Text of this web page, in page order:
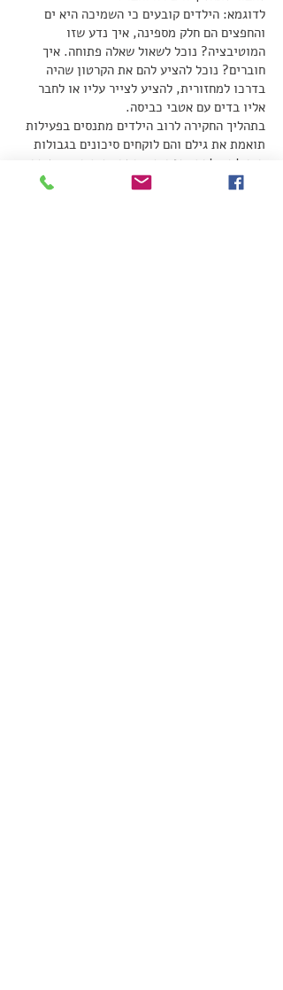
לדוגמא: הילדים קובעים כי השמיכה היא ים
והחפצים הם חלק מספינה, איך נדע שזו
המוטיבציה? נוכל לשאול שאלה פתוחה. איך
חוברים? נוכל להציע להם את הקרטון שהיה
בדרכו למחזורית, להציע לצייר עליו או לחבר
אליו בדים עם אטבי כביסה.
בתהליך החקירה לרוב הילדים מתנסים בפעילות
תואמת את גילם והם לוקחים סיכונים בגבולות
היכולת שלהם. תפקידנו המבוגרים הוא שמירה
ותיווך שאכן הפעילות תואמת גיל והגדרת